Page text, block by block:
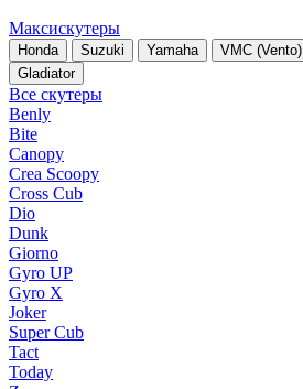
Максискутеры
Honda Suzuki Yamaha VMC (Vento)
Gladiator
Все скутеры
Benly
Bite
Canopy
Crea Scoopy
Cross Cub
Dio
Dunk
Giorno
Gyro UP
Gyro X
Joker
Super Cub
Tact
Today